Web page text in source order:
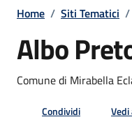
Home / Siti Tematici /
Albo
Comune di Mirabella
Condividi Vedi